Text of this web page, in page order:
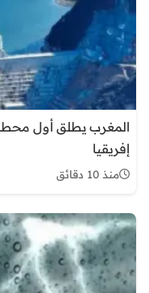
المغرب يطلق أول
إفريقيا
منذ 10 دقائق